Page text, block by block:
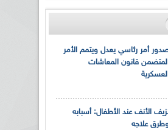
أمر رئاسي يعدل ويتمم الأمر
قانون المعاشات
الأنف عند الأطفال: أسبابه
علاجه